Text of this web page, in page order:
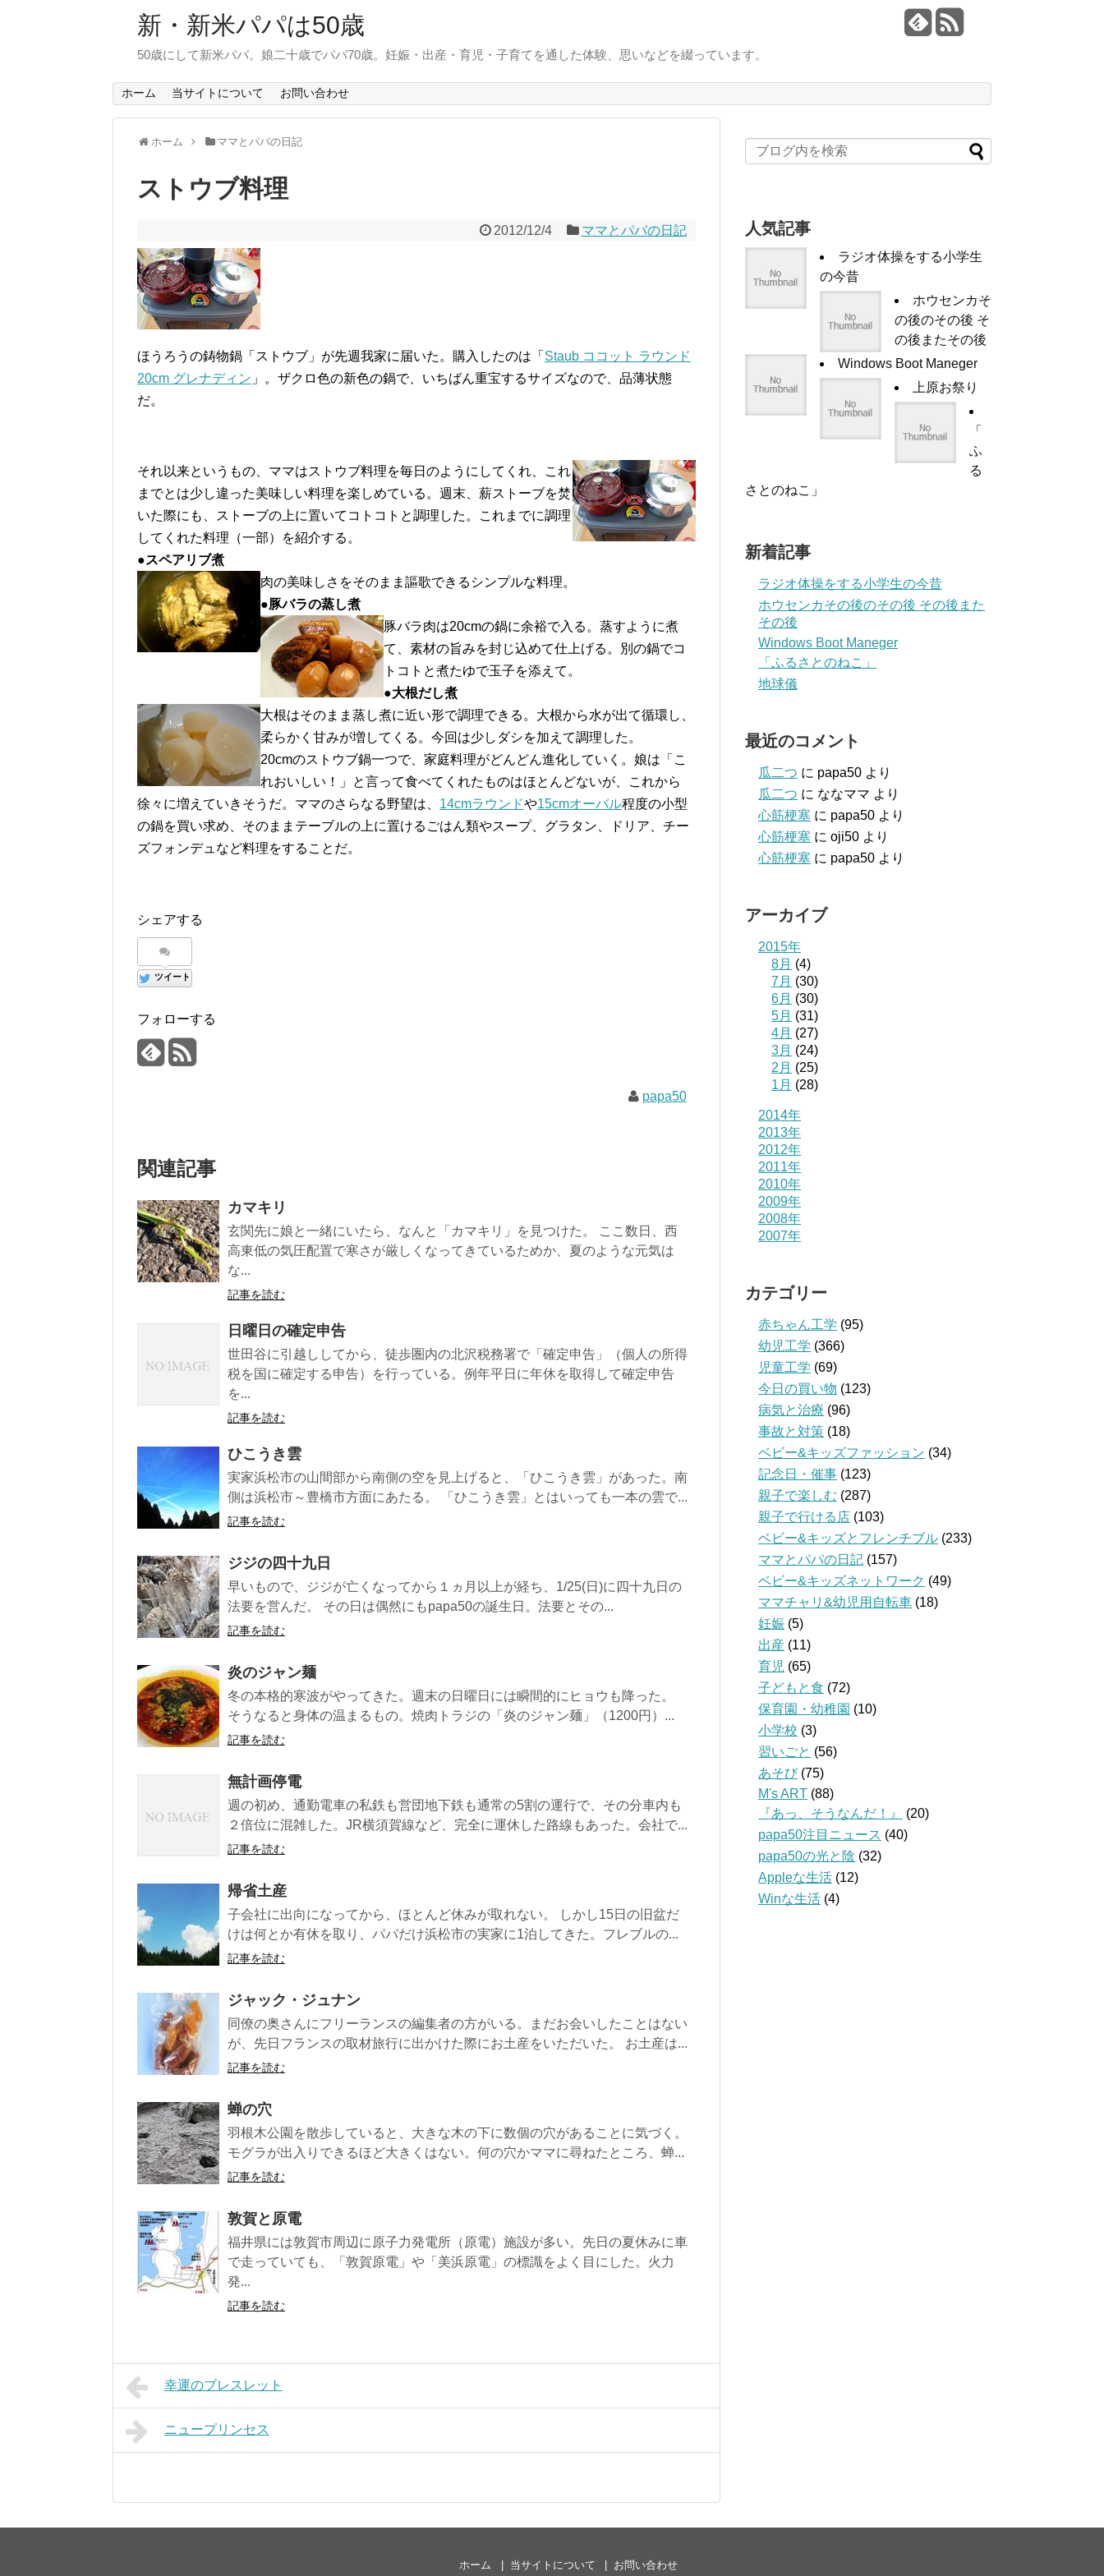
新・新米パパは50歳
50歳にして新米パパ。娘二十歳でパパ70歳。妊娠・出産・育児・子育てを通した体験、思いなどを綴っています。
ホーム 当サイトについて お問い合わせ
ホーム ママとパパの日記
ストウブ料理
2012/12/4 ママとパパの日記
ほうろうの鋳物鍋「ストウブ」が先週我家に届いた。購入したのは「 Staub ココット ラウンド
20cm グレナディン 」。ザクロ色の新色の鍋で、いちばん重宝するサイズなので、品薄状態
だ。
それ以来というもの、ママはストウブ料理を毎日のようにしてくれ、これ
までとは少し違った美味しい料理を楽しめている。週末、薪ストーブを焚
いた際にも、ストーブの上に置いてコトコトと調理した。これまでに調理
してくれた料理（一部）を紹介する。
●スペアリブ煮
肉の美味しさをそのまま謳歌できるシンプルな料理。
●豚バラの蒸し煮
豚バラ肉は20cmの鍋に余裕で入る。蒸すように煮
て、素材の旨みを封じ込めて仕上げる。別の鍋でコ
トコトと煮たゆで玉子を添えて。
●大根だし煮
大根はそのまま蒸し煮に近い形で調理できる。大根から水が出て循環し、
柔らかく甘みが増してくる。今回は少しダシを加えて調理した。
20cmのストウブ鍋一つで、家庭料理がどんどん進化していく。娘は「こ
れおいしい！」と言って食べてくれたものはほとんどないが、これから
徐々に増えていきそうだ。ママのさらなる野望は、 14cmラウンドや15cmオーバル程度の小型
の鍋を買い求め、そのままテーブルの上に置けるごはん類やスープ、グラタン、ドリア、チー
ズフォンデュなど料理をすることだ。
シェアする
ツイート
フォローする
papa50
関連記事
カマキリ
玄関先に娘と一緒にいたら、なんと「カマキリ」を見つけた。 ここ数日、西
高東低の気圧配置で寒さが厳しくなってきているためか、夏のような元気は
な...
記事を読む
日曜日の確定申告
世田谷に引越ししてから、徒歩圏内の北沢税務署で「確定申告」（個人の所得
税を国に確定する申告）を行っている。例年平日に年休を取得して確定申告
を...
記事を読む
ひこうき雲
実家浜松市の山間部から南側の空を見上げると、「ひこうき雲」があった。南
側は浜松市～豊橋市方面にあたる。 「ひこうき雲」とはいっても一本の雲で...
記事を読む
ジジの四十九日
早いもので、ジジが亡くなってから１ヵ月以上が経ち、1/25(日)に四十九日の
法要を営んだ。 その日は偶然にもpapa50の誕生日。法要とその...
記事を読む
炎のジャン麺
冬の本格的寒波がやってきた。週末の日曜日には瞬間的にヒョウも降った。
そうなると身体の温まるもの。焼肉トラジの「炎のジャン麺」（1200円）...
記事を読む
無計画停電
週の初め、通勤電車の私鉄も営団地下鉄も通常の5割の運行で、その分車内も
２倍位に混雑した。JR横須賀線など、完全に運休した路線もあった。会社で...
記事を読む
帰省土産
子会社に出向になってから、ほとんど休みが取れない。 しかし15日の旧盆だ
けは何とか有休を取り、パパだけ浜松市の実家に1泊してきた。フレブルの...
記事を読む
ジャック・ジュナン
同僚の奥さんにフリーランスの編集者の方がいる。まだお会いしたことはない
が、先日フランスの取材旅行に出かけた際にお土産をいただいた。 お土産は...
記事を読む
蝉の穴
羽根木公園を散歩していると、大きな木の下に数個の穴があることに気づく。
モグラが出入りできるほど大きくはない。何の穴かママに尋ねたところ、蝉...
記事を読む
敦賀と原電
福井県には敦賀市周辺に原子力発電所（原電）施設が多い。先日の夏休みに車
で走っていても、「敦賀原電」や「美浜原電」の標識をよく目にした。火力
発...
記事を読む
幸運のブレスレット
ニュープリンセス
人気記事
ラジオ体操をする小学生
の今昔
ホウセンカそ
の後のその後 そ
の後またその後
Windows Boot Maneger
上原お祭り
「
ふ
る
さとのねこ」
新着記事
ラジオ体操をする小学生の今昔
ホウセンカその後のその後 その後また
その後
Windows Boot Maneger
「ふるさとのねこ」
地球儀
最近のコメント
瓜二つ に papa50 より
瓜二つ に ななママ より
心筋梗塞 に papa50 より
心筋梗塞 に oji50 より
心筋梗塞 に papa50 より
アーカイブ
2015年
8月 (4)
7月 (30)
6月 (30)
5月 (31)
4月 (27)
3月 (24)
2月 (25)
1月 (28)
2014年
2013年
2012年
2011年
2010年
2009年
2008年
2007年
カテゴリー
赤ちゃん工学 (95)
幼児工学 (366)
児童工学 (69)
今日の買い物 (123)
病気と治療 (96)
事故と対策 (18)
ベビー&キッズファッション (34)
記念日・催事 (123)
親子で楽しむ (287)
親子で行ける店 (103)
ベビー&キッズとフレンチブル (233)
ママとパパの日記 (157)
ベビー&キッズネットワーク (49)
ママチャリ&幼児用自転車 (18)
妊娠 (5)
出産 (11)
育児 (65)
子どもと食 (72)
保育園・幼稚園 (10)
小学校 (3)
習いごと (56)
あそび(75)
M's ART (88)
『あっ、そうなんだ！』
(20)
papa50注目ニュース (40)
papa50の光と陰 (32)
Appleな生活 (12)
Winな生活 (4)
ホーム 当サイトについて お問い合わせ